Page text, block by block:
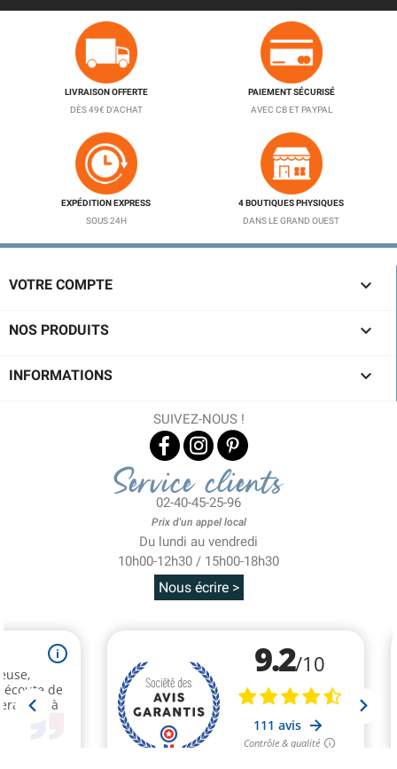
LIVRAISON OFFERTE
DÈS 49€ D'ACHAT
PAIEMENT SÉCURISÉ
AVEC CB ET PAYPAL
EXPÉDITION EXPRESS
SOUS 24H
4 BOUTIQUES PHYSIQUES
DANS LE GRAND OUEST
VOTRE COMPTE 
NOS PRODUITS 
INFORMATIONS 
SUIVEZ-NOUS !
Service clients
02-40-45-25-96
Prix d'un appel local
Du lundi au vendredi
10h00-12h30 / 15h00-18h30
Nous écrire >